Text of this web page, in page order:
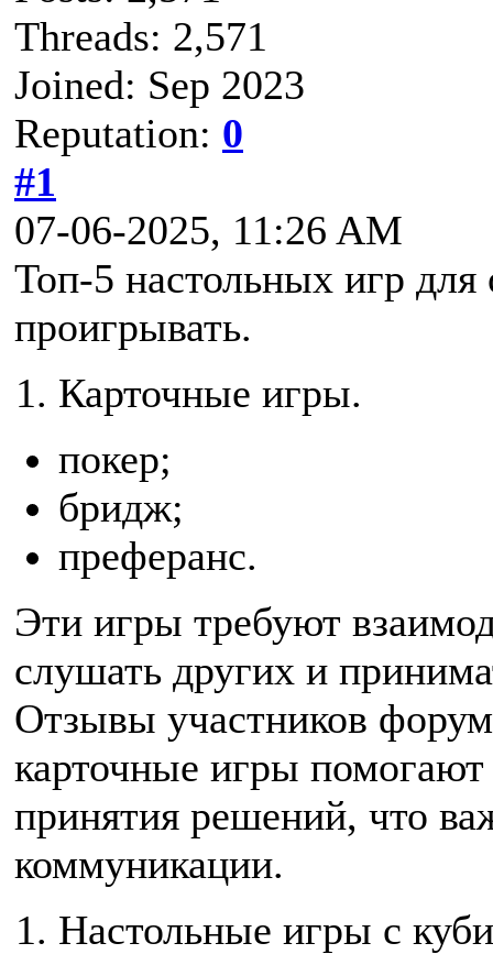
Threads: 2,571
Joined: Sep 2023
Reputation: 0
#1
07-06-2025, 11:26 AM
Топ-5 настольных игр
проигрывать.
Карточные игры.
покер;
бридж;
преферанс.
Эти игры требуют
слушать других и
Отзывы участников
карточные игры
принятия решений, что
коммуникации.
Настольные игры с